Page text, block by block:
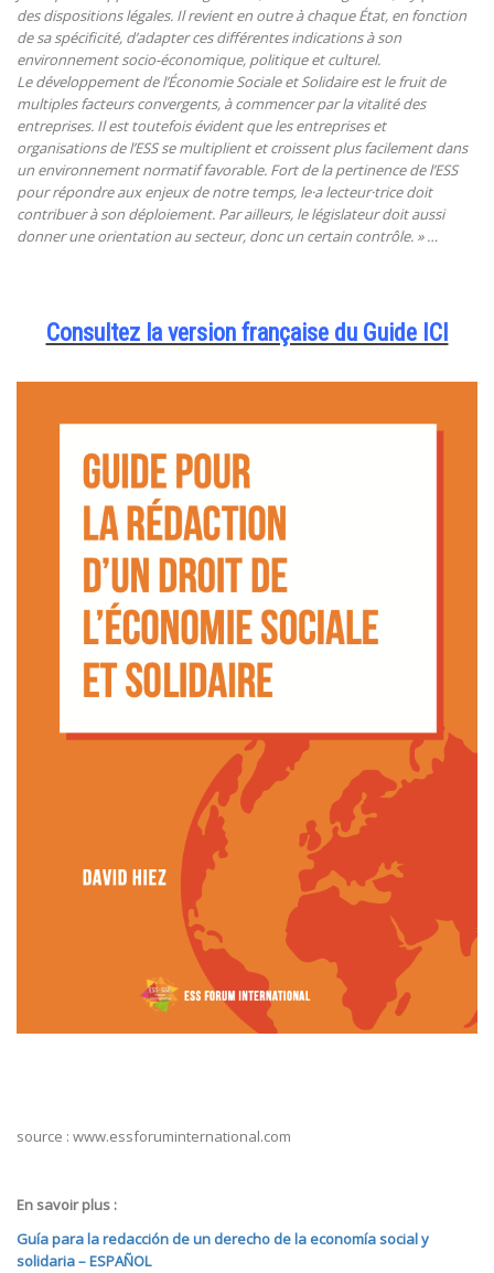
des dispositions légales. Il revient en outre à chaque État, en fonction
de sa spécificité, d’adapter ces différentes indications à son
environnement socio-économique, politique et culturel.
Le développement de l’Économie Sociale et Solidaire est le fruit de
multiples facteurs convergents, à commencer par la vitalité des
entreprises. Il est toutefois évident que les entreprises et
organisations de l’ESS se multiplient et croissent plus facilement dans
un environnement normatif favorable. Fort de la pertinence de l’ESS
pour répondre aux enjeux de notre temps, le·a lecteur·trice doit
contribuer à son déploiement. Par ailleurs, le législateur doit aussi
donner une orientation au secteur, donc un certain contrôle. » …
Consultez la version française du Guide ICI
source : www.essforuminternational.com
En savoir plus :
Guía para la redacción de un derecho de la economía social y
solidaria – ESPAÑOL